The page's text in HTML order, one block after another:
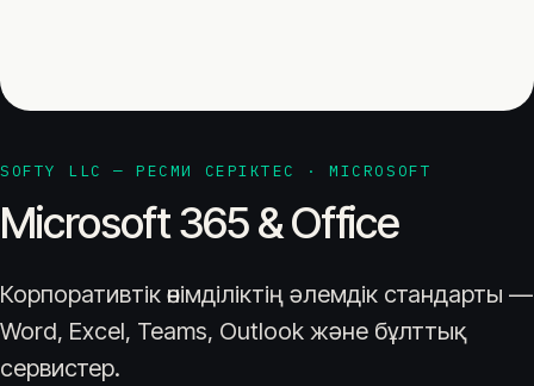
SOFTY LLC — РЕСМИ СЕРІКТЕС · MICROSOFT
Microsoft 365 & Office
Корпоративтік өнімділіктің әлемдік стандарты —
Word, Excel, Teams, Outlook және бұлттық
сервистер.